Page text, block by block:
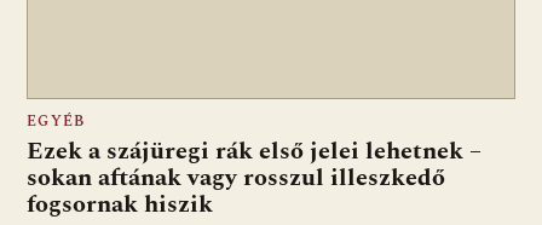
EGYÉB
Ezek a szájüregi rák első jelei lehetnek –
sokan aftának vagy rosszul illeszkedő
fogsornak hiszik